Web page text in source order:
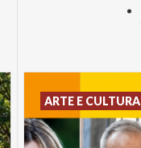
ARTE E CULTURA